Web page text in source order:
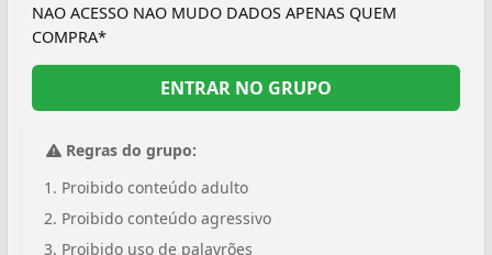
NAO ACESSO NAO MUDO DADOS APENAS QUEM
COMPRA*
ENTRAR NO GRUPO
Regras do grupo:
Proibido conteúdo adulto
Proibido conteúdo agressivo
Proibido uso de palavrões